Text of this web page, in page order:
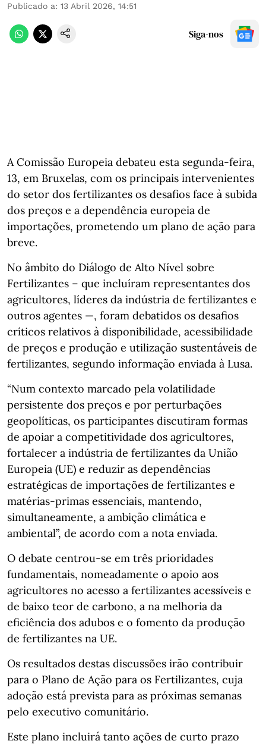
Publicado a: 13 Abril 2026, 14:51
Siga-nos
A Comissão Europeia debateu esta segunda-feira,
13, em Bruxelas, com os principais intervenientes
do setor dos fertilizantes os desafios face à subida
dos preços e a dependência europeia de
importações, prometendo um plano de ação para
breve.
No âmbito do Diálogo de Alto Nível sobre
Fertilizantes – que incluíram representantes dos
agricultores, líderes da indústria de fertilizantes e
outros agentes —, foram debatidos os desafios
críticos relativos à disponibilidade, acessibilidade
de preços e produção e utilização sustentáveis de
fertilizantes, segundo informação enviada à Lusa.
“Num contexto marcado pela volatilidade
persistente dos preços e por perturbações
geopolíticas, os participantes discutiram formas
de apoiar a competitividade dos agricultores,
fortalecer a indústria de fertilizantes da União
Europeia (UE) e reduzir as dependências
estratégicas de importações de fertilizantes e
matérias-primas essenciais, mantendo,
simultaneamente, a ambição climática e
ambiental”, de acordo com a nota enviada.
O debate centrou-se em três prioridades
fundamentais, nomeadamente o apoio aos
agricultores no acesso a fertilizantes acessíveis e
de baixo teor de carbono, a na melhoria da
eficiência dos adubos e o fomento da produção
de fertilizantes na UE.
Os resultados destas discussões irão contribuir
para o Plano de Ação para os Fertilizantes, cuja
adoção está prevista para as próximas semanas
pelo executivo comunitário.
Este plano incluirá tanto ações de curto prazo